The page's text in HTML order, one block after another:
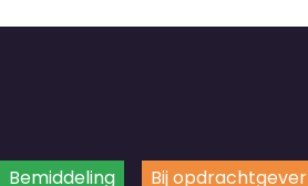
Bemiddeling Bij opdrachtgever